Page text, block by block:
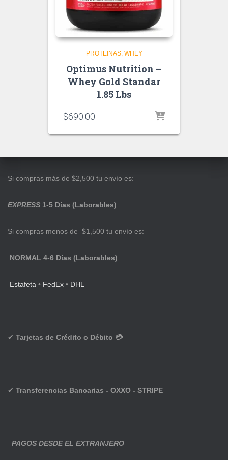
PROTEINAS WHEY
Optimus Nutrition –
Whey Gold Standar
1.85 Lbs
$690.00
Si compras más de $2,500 tu envío es:
EXPRESS 1-5 Días (Laborables)
Si compras menos de $1,500 tu envío es:
NORMAL 4-6 Días (Laborables)
Estafeta • FedEx • DHL
✔ Tarjetas de Crédito o Débito 💳
✔ Transferencias Bancarias - OXXO - STRIPE
PAGOS DESDE EL EXTRANJERO